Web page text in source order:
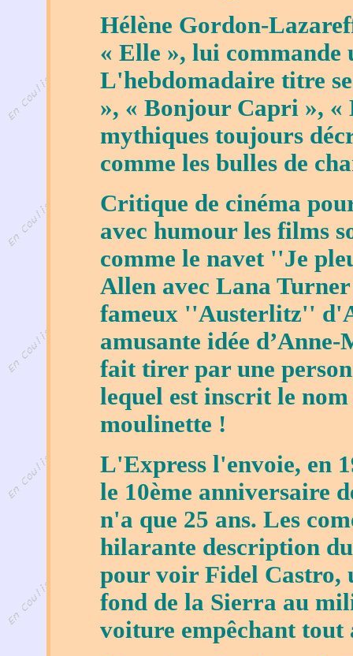
Hélène Gordon-
« Elle », lui
L'hebdomadaire titre
», « Bonjour Capri », «
mythiques toujours
comme les bulles de
Critique de cinéma
avec humour les films
comme le navet ''Je
Allen avec Lana Turner
fameux ''Austerlitz''
amusante idée
fait tirer par une
lequel est inscrit le
moulinette !
L'Express l'envoie, en
le 10ème anniversaire
n'a que 25 ans. Les
hilarante description
pour voir Fidel Castro,
fond de la Sierra au
voiture empêchant tout